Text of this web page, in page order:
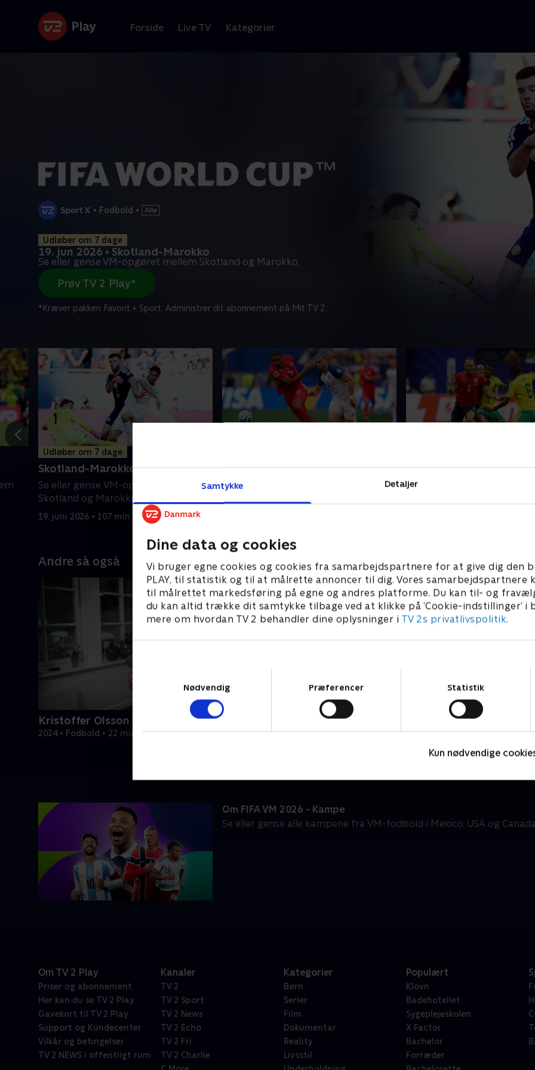
Samtykke Detaljer
Dine data og cookies
Vi bruger egne cookies og cookies fra samarbejdspartnere for at give dig den
PLAY, til statistik og til at målrette annoncer til dig. Vores samarbejdspartnere
til målrettet markedsføring på egne og andres platforme. Du kan til- og
du kan altid trække dit samtykke tilbage ved at klikke på ’Cookie-indstillinger’ i
mere om hvordan TV 2 behandler dine oplysninger i TV 2s privatlivspolitik.
Nødvendig
Præferencer Statistik
Kun nødvendige
Forside Live TV Kategorier
• Fodbold •
Udløber om 7 dage
19. jun 2026 • Skotland-Marokko
Se eller gense VM-opgøret mellem Skotland og Marokko.
Prøv TV 2 Play*
*Kræver pakken Favorit + Sport. Administrer dit abonnement på Mit TV 2.
Udløber om 7 dage
Skotland-Marokko
Se eller gense VM-opgøret mellem
Skotland og Marokko.
19. juni 2026 • 107 min
Schweiz - Bosnien-Hercegovina
Se eller gense VM-opgøret mellem
Se eller gense VM-opgøret
Andre så også
Kristoffer Olsson - min vigtigste kamp
2024 • Fodbold • 22 min
Landsholdslejren
Om FIFA VM 2026 - Kampe
Se eller gense alle kampene fra VM-fodbold i Mexico, USA og
Om TV 2 Play
Priser og abonnement
Her kan du se TV 2 Play
Gavekort til TV 2 Play
Support og Kundecenter
Vilkår og betingelser
TV 2 NEWS i offentligt rum
Kanaler
TV 2
TV 2 Sport
TV 2 News
TV 2 Echo
TV 2 Fri
TV 2 Charlie
Kategorier
Børn
Serier
Film
Dokumentar
Reality
Livsstil
Populært
Klovn
Badehotellet
Sygeplejeskolen
X Factor
Bachelor
Forræder